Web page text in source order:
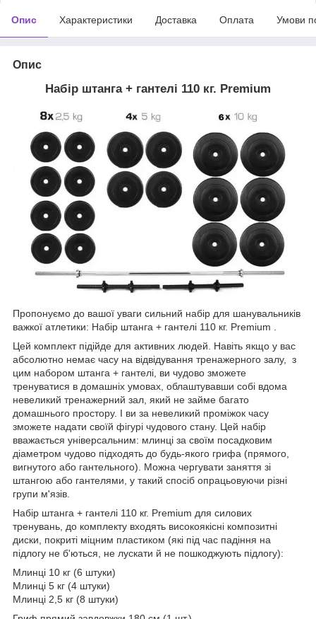
Опис Характеристики Доставка Оплата Умови
Опис
Набір штанга + гантелі 110 кг. Premium
Пропонуємо до вашої уваги сильний набір для шанувальників
важкої атлетики: Набір штанга + гантелі 110 кг. Premium .
Цей комплект підійде для активних людей. Навіть якщо у вас
абсолютно немає часу на відвідування тренажерного залу, з
цим набором штанга + гантелі, ви чудово зможете
тренуватися в домашніх умовах, облаштувавши собі вдома
невеликий тренажерний зал, який не займе багато
домашнього простору. І ви за невеликий проміжок часу
зможете надати своїй фігурі чудового стану. Цей набір
вважається універсальним: млинці за своїм посадковим
діаметром чудово підходять до будь-якого грифа (прямого,
вигнутого або гантельного). Можна чергувати заняття зі
штангою або гантелями, у такий спосіб опрацьовуючи різні
групи м'язів.
Набір штанга + гантелі 110 кг. Premium для силових
тренувань, до комплекту входять високоякісні композитні
диски, покриті міцним пластиком (які під час падіння на
підлогу не б'ються, не лускати й не пошкоджують підлогу):
Млинці 10 кг (6 штуки)
Млинці 5 кг (4 штуки)
Млинці 2,5 кг (8 штуки)